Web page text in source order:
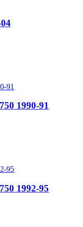
1990-91
1992-95